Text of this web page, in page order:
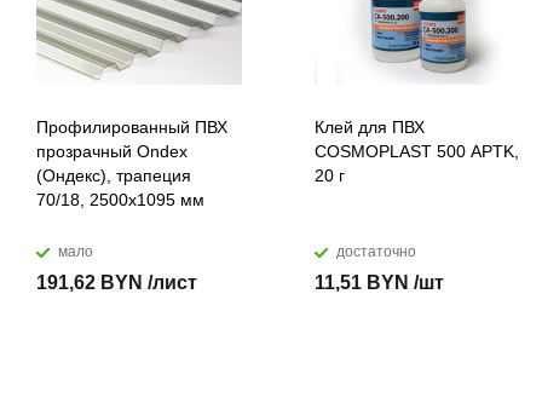
Профилированный ПВХ
прозрачный Ondex
(Ондекс), трапеция
70/18, 2500х1095 мм
мало
191,62 BYN /лист
Клей для ПВХ
COSMOPLAST 500 APTK,
20 г
достаточно
11,51 BYN /шт